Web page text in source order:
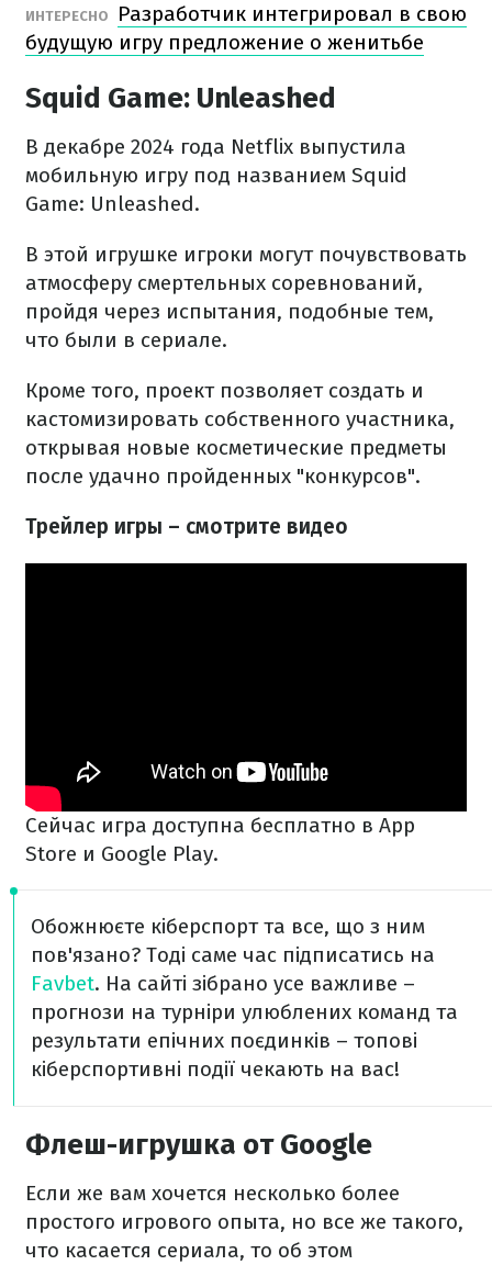
ИНТЕРЕСНО
Разработчик интегрировал в свою
будущую игру предложение о женитьбе
Squid Game: Unleashed
В декабре 2024 года Netflix выпустила
мобильную игру под названием Squid
Game: Unleashed.
В этой игрушке игроки могут почувствовать
атмосферу смертельных соревнований,
пройдя через испытания, подобные тем,
что были в сериале.
Кроме того, проект позволяет создать и
кастомизировать собственного участника,
открывая новые косметические предметы
после удачно пройденных "конкурсов".
Трейлер игры – смотрите видео
Сейчас игра доступна бесплатно в App
Store и Google Play.
Обожнюєте кіберспорт та все, що з ним
пов'язано? Тоді саме час підписатись на
Favbet. На сайті зібрано усе важливе –
прогнози на турніри улюблених команд та
результати епічних поєдинків – топові
кіберспортивні події чекають на вас!
Флеш-игрушка от Google
Если же вам хочется несколько более
простого игрового опыта, но все же такого,
что касается сериала, то об этом